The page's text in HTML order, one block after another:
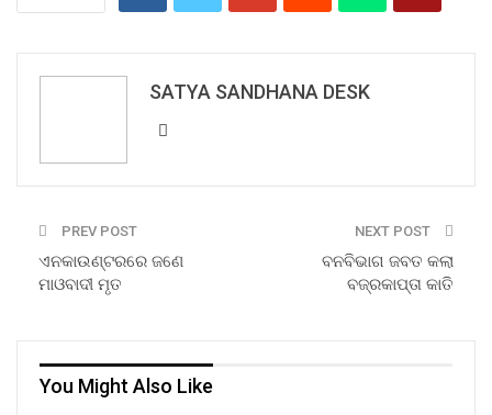
SATYA SANDHANA DESK
PREV POST
ଏନକାଉଣ୍ଟରରେ ଜଣେ
ମାଓବାଦୀ ମୃତ
NEXT POST
ବନବିଭାଗ ଜବତ କଲା
ବଜ୍ରକାପ୍ତା କାତି
You Might Also Like